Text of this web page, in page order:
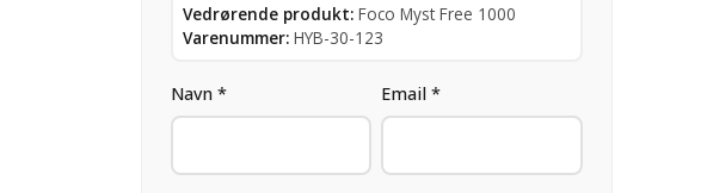
Vedrørende produkt: Foco Myst Free 1000
Varenummer: HYB-30-123
Navn * Email *